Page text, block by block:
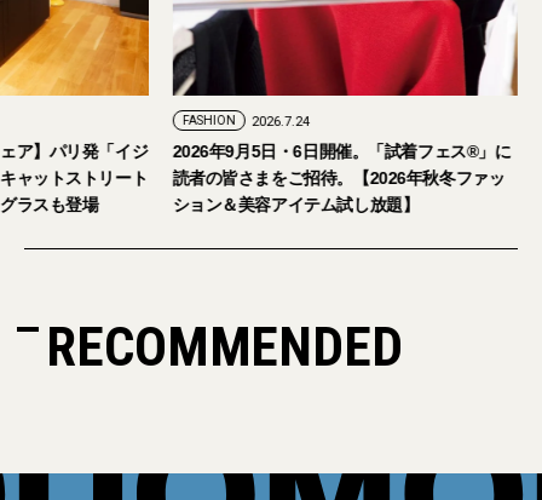
な大人のアイウェア】パリ発「イジ
内初の旗艦店をキャットストリート
。日本限定サングラスも登場
FASHION
2026年9月5日・6日開催。「試
読者の皆さまをご招待。【2026
ション＆美容アイテム試し放題
RECOMMENDED